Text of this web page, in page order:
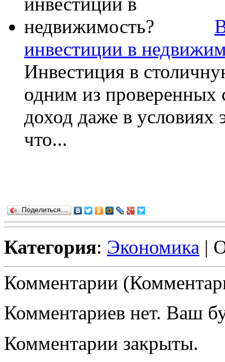
инвестиции в
Инвестиция в
одним из проверенных
доход даже в условиях
что...
Поделиться…
Категория: Экономика |
Комментарии
Комментариев нет. Ваш
Комментарии закрыты.